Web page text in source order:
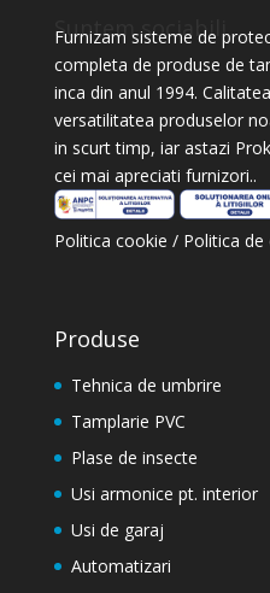
Suntem sociabili
Furnizam sisteme de
completa de produse de
inca din anul 1994.
versatilitatea produselor
in scurt timp, iar astazi
cei mai apreciati furnizori..
Politica cookie / Politica
Produse
Tehnica de umbrire
Tamplarie PVC
Plase de insecte
Usi armonice pt. interior
Usi de garaj
Automatizari